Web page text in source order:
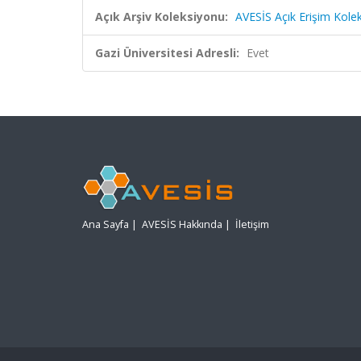
Açık Arşiv Koleksiyonu: AVESİS Açık Erişim
Gazi Üniversitesi Adresli: Evet
Ana Sayfa | AVESİS Hakkında | İletişim